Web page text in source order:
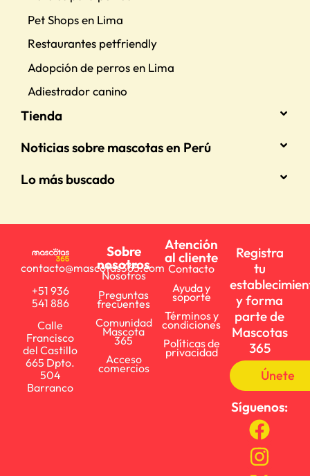
Pet Shops en Lima
Restaurantes petfriendly
Adopción de perros en Lima
Adiestrador canino
Tienda
Noticias sobre mascotas en Perú
Lo más buscado
contacto@mascotas365.com
+51 936
541 886
Calle
Francisco
del Castillo
665 Dpto.
504
Barranco
Sobre
nosotros
Nosotros
Preguntas
frecuentes
Comunidad
Mascota
365
Acceso
comercios
Atención
al cliente
Contacto
Ayuda y
soporte
Términos y
condiciones
Políticas de
privacidad
Registra
tu
y forma
parte de
Mascotas
365
Únete
Síguenos: